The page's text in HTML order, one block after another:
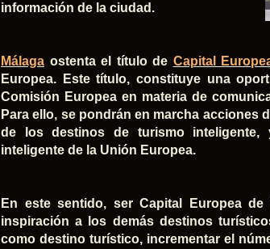
información de la ciudad.
Málaga ostenta el título de Capital
Europea. Este título, constituye una
Comisión Europea en materia de
Para ello, se pondrán en marcha acciones
de los destinos de turismo
inteligente de la Unión Europea.
En este sentido, ser Capital Europea
inspiración a los demás destinos
como destino turístico, incrementar el